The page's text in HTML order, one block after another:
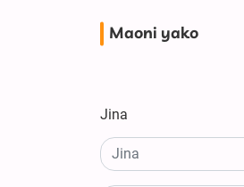
Maoni yako
Jina